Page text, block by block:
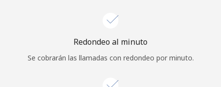
Redondeo al minuto
Se cobrarán las llamadas con redondeo por minuto.